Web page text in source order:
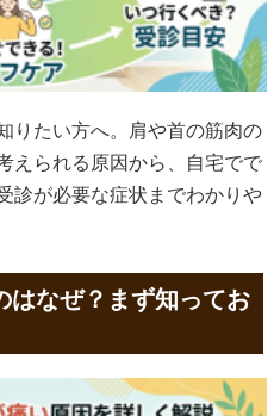
りたい方へ。肩や首の筋肉の
えられる原因から、自宅でで
診が必要な症状までわかりや
はなぜ？まず知ってお